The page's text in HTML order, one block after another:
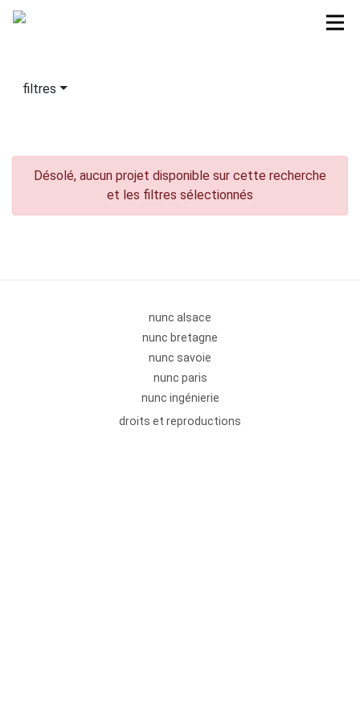
filtres
Désolé, aucun projet disponible sur cette recherche
et les filtres sélectionnés
nunc alsace
nunc bretagne
nunc savoie
nunc paris
nunc ingénierie
droits et reproductions